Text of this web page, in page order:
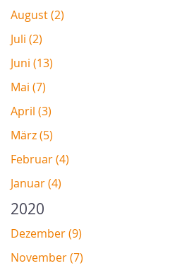
August (2)
Juli (2)
Juni (13)
Mai (7)
April (3)
März (5)
Februar (4)
Januar (4)
2020
Dezember (9)
November (7)